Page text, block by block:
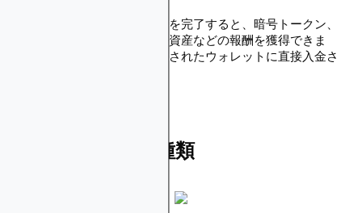
：タスクを完了すると、暗号トークン、
NFT、その他のデジタル資産などの報酬を獲得できま
す。これらは通常、接続されたウォレットに直接入金さ
暗号クエストの種類